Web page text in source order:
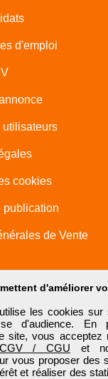
d'améliorer
les cookies sur
d'audience. En
site, vous acceptez
CGV / CGU et
vous proposer des
et réaliser des
d'emploi
cookies
publication
de Vente